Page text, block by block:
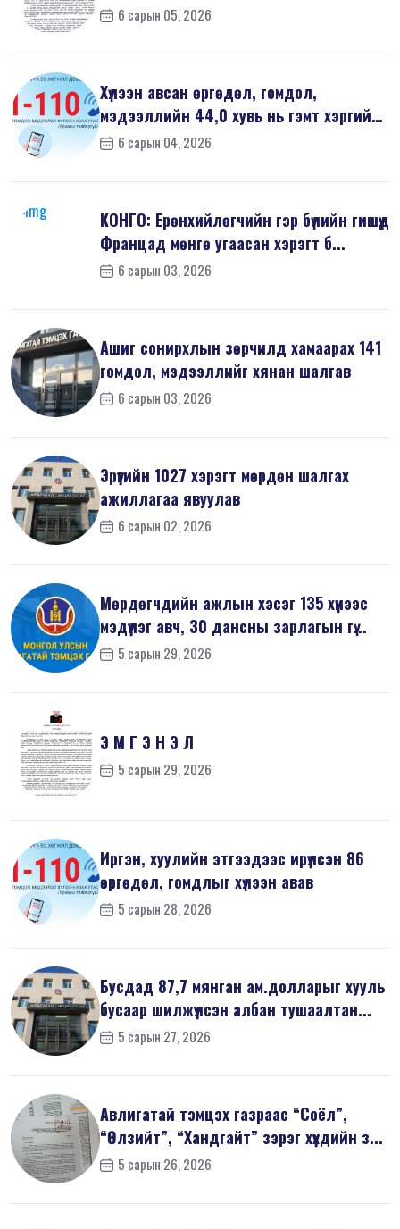
6 сарын 05, 2026
Хүлээн авсан өргөдөл, гомдол,
мэдээллийн 44,0 хувь нь гэмт хэргийн
шин...
6 сарын 04, 2026
КОНГО: Ерөнхийлөгчийн гэр бүлийн гишүүд
Францад мөнгө угаасан хэрэгт б...
6 сарын 03, 2026
Ашиг сонирхлын зөрчилд хамаарах 141
гомдол, мэдээллийг хянан шалгав
6 сарын 03, 2026
Эрүүгийн 1027 хэрэгт мөрдөн шалгах
ажиллагаа явуулав
6 сарын 02, 2026
Мөрдөгчдийн ажлын хэсэг 135 хүнээс
мэдүүлэг авч, 30 дансны зарлагын гү...
5 сарын 29, 2026
Э М Г Э Н Э Л
5 сарын 29, 2026
Иргэн, хуулийн этгээдээс ирүүлсэн 86
өргөдөл, гомдлыг хүлээн авав
5 сарын 28, 2026
Бусдад 87,7 мянган ам.долларыг хууль
бусаар шилжүүлсэн албан тушаалтан...
5 сарын 27, 2026
Авлигатай тэмцэх газраас “Соёл”,
“Өлзийт”, “Хандгайт” зэрэг хүүхдийн з...
5 сарын 26, 2026